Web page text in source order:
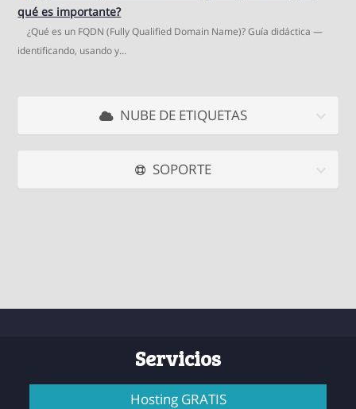
qué es importante?
¿Qué es un FQDN (Fully Qualified Domain Name)? Guía didáctica —
identificando, usando y...
NUBE DE ETIQUETAS
SOPORTE
Servicios
Hosting GRATIS